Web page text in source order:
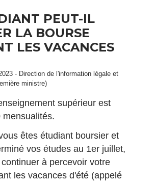
PEUT-IL
LA BOURSE
LES VACANCES
- Direction de l'information légale et
ministre)
supérieur est
êtes étudiant boursier et
vos études au 1er juillet,
à percevoir votre
les vacances d'été (appelé